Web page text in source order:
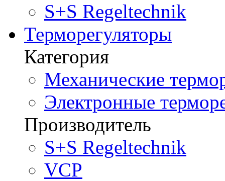
S+S Regeltechnik
Терморегуляторы
Категория
Механические
Электронные
Производитель
S+S Regeltechnik
VCP